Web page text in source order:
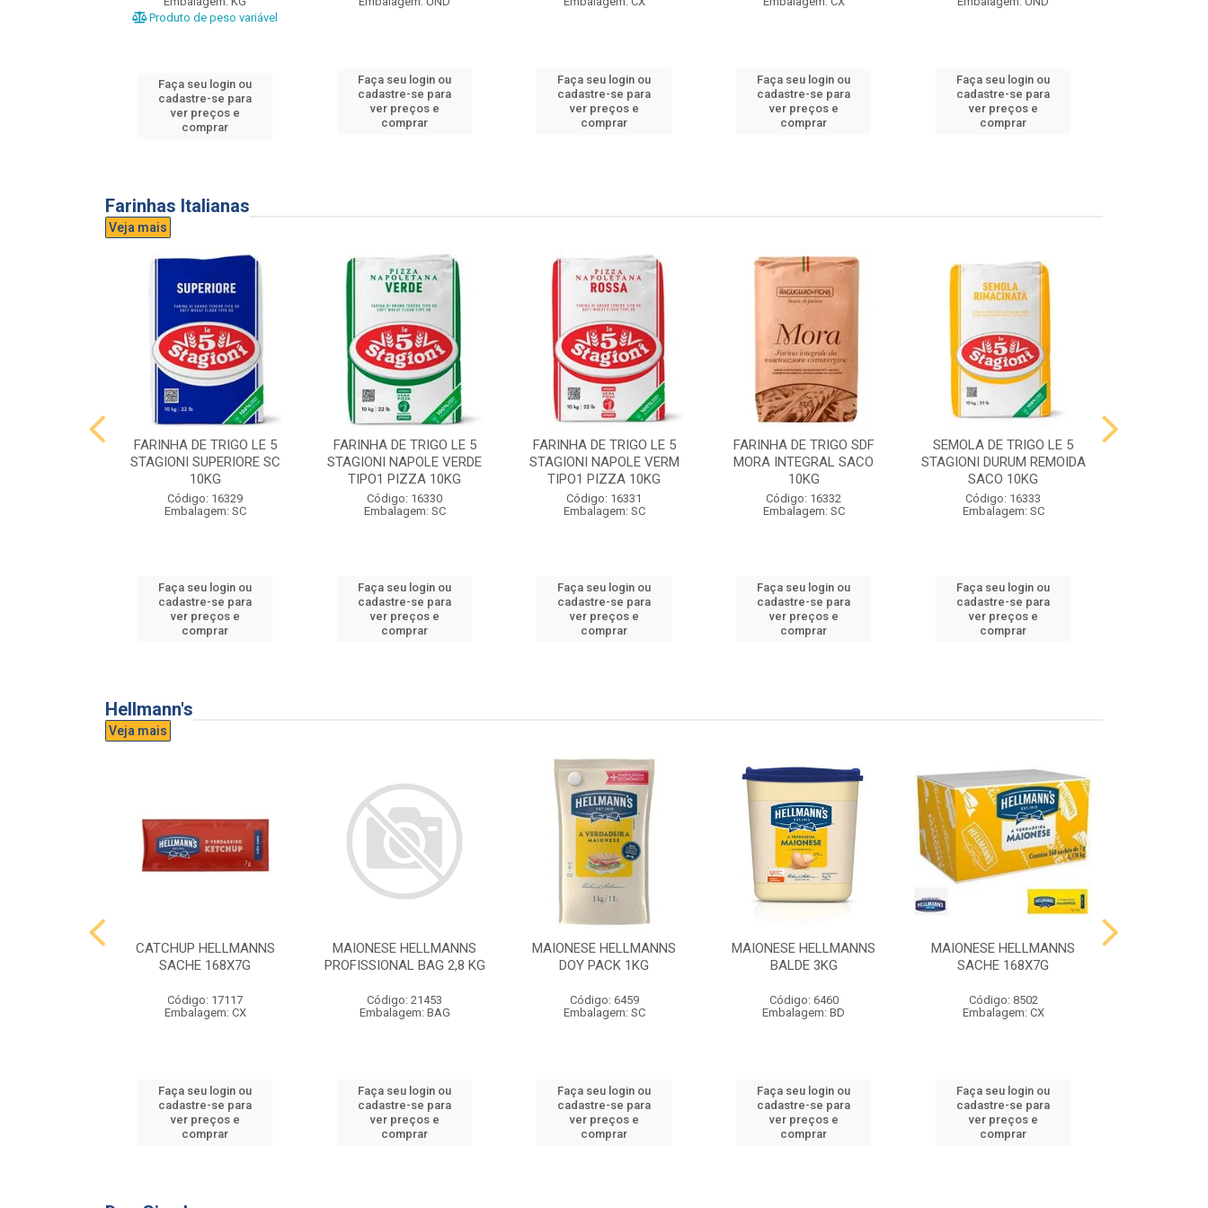
Produto de peso variável
Faça seu login ou
cadastre-se para
ver preços e
comprar
Faça seu login ou
cadastre-se para
ver preços e
comprar
Faça seu login ou
cadastre-se para
ver preços e
comprar
Faça seu login ou
cadastre-se para
ver preços e
comprar
Faça seu login ou
cadastre-se para
ver preços e
comprar
Farinhas Italianas
Veja mais
FARINHA DE TRIGO LE 5
STAGIONI SUPERIORE SC
10KG
Código: 16329
Embalagem: SC
Faça seu login ou
cadastre-se para
ver preços e
comprar
FARINHA DE TRIGO LE 5
STAGIONI NAPOLE VERDE
TIPO1 PIZZA 10KG
Código: 16330
Embalagem: SC
Faça seu login ou
cadastre-se para
ver preços e
comprar
FARINHA DE TRIGO LE 5
STAGIONI NAPOLE VERM
TIPO1 PIZZA 10KG
Código: 16331
Embalagem: SC
Faça seu login ou
cadastre-se para
ver preços e
comprar
FARINHA DE TRIGO SDF
MORA INTEGRAL SACO
10KG
Código: 16332
Embalagem: SC
Faça seu login ou
cadastre-se para
ver preços e
comprar
SEMOLA DE TRIGO LE 5
STAGIONI DURUM REMOIDA
SACO 10KG
Código: 16333
Embalagem: SC
Faça seu login ou
cadastre-se para
ver preços e
comprar
Hellmann's
Veja mais
CATCHUP HELLMANNS
SACHE 168X7G
Código: 17117
Embalagem: CX
Faça seu login ou
cadastre-se para
ver preços e
comprar
MAIONESE HELLMANNS
PROFISSIONAL BAG 2,8 KG
Código: 21453
Embalagem: BAG
Faça seu login ou
cadastre-se para
ver preços e
comprar
MAIONESE HELLMANNS
DOY PACK 1KG
Código: 6459
Embalagem: SC
Faça seu login ou
cadastre-se para
ver preços e
comprar
MAIONESE HELLMANNS
BALDE 3KG
Código: 6460
Embalagem: BD
Faça seu login ou
cadastre-se para
ver preços e
comprar
MAIONESE HELLMANNS
SACHE 168X7G
Código: 8502
Embalagem: CX
Faça seu login ou
cadastre-se para
ver preços e
comprar